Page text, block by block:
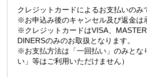
クレジットカードによるお支払いのみ
※お申込み後のキャンセル及び返金は
※クレジットカードはVISA、
DINERSのみのお取扱となります。
※お支払方法は「一回払い」のみとな
い」等はご利用いただけません）